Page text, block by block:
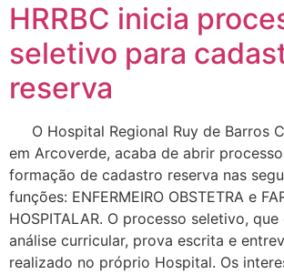
HRRBC inicia
seletivo para
reserva
O Hospital Regional Ruy de Barros
em Arcoverde, acaba de abrir
formação de cadastro reserva nas
funções: ENFERMEIRO OBSTETRA e
HOSPITALAR. O processo seletivo,
análise curricular, prova escrita e
realizado no próprio Hospital. Os